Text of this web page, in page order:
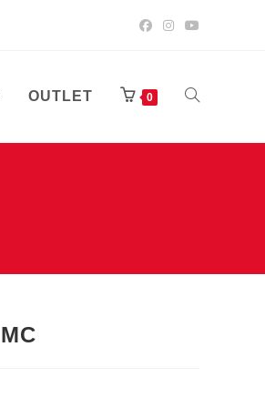
OUTLET 0 UKLJUČI/
WEB-